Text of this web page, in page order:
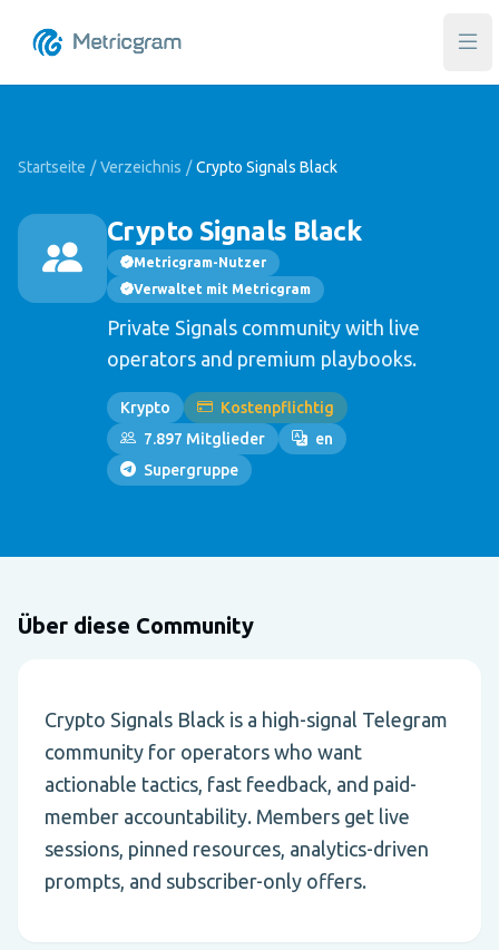
Startseite / Verzeichnis / Crypto Signals Black
Crypto Signals Black
Metricgram-Nutzer
Verwaltet mit Metricgram
Private Signals community with live
operators and premium playbooks.
Krypto
Kostenpflichtig
7.897 Mitglieder
en
Supergruppe
Über diese Community
Crypto Signals Black is a high-signal Telegram
community for operators who want
actionable tactics, fast feedback, and paid-
member accountability. Members get live
sessions, pinned resources, analytics-driven
prompts, and subscriber-only offers.